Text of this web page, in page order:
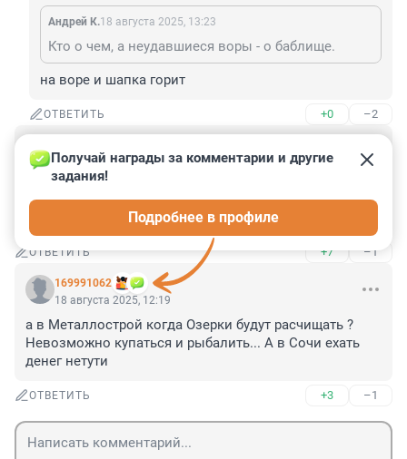
Андрей К.18 августа 2025, 13:23
Кто о чем, а неудавшиеся воры - о баблище.
на воре и шапка горит
ОТВЕТИТЬ +0 –2
18 августа 2025, 12:36
Рыбы много развелось в прудах Екатерининского,
карась, окунь, щука. Как бы не извели своими
очистными мероприятиями
ОТВЕТИТЬ +7 –1
169991062
Получай награды за комментарии и другие
задания!
Подробнее в профиле
18 августа 2025, 12:19
а в Металлострой когда Озерки будут расчищать ?
Невозможно купаться и рыбалить... А в Сочи ехать
денег нетути
ОТВЕТИТЬ +3 –1